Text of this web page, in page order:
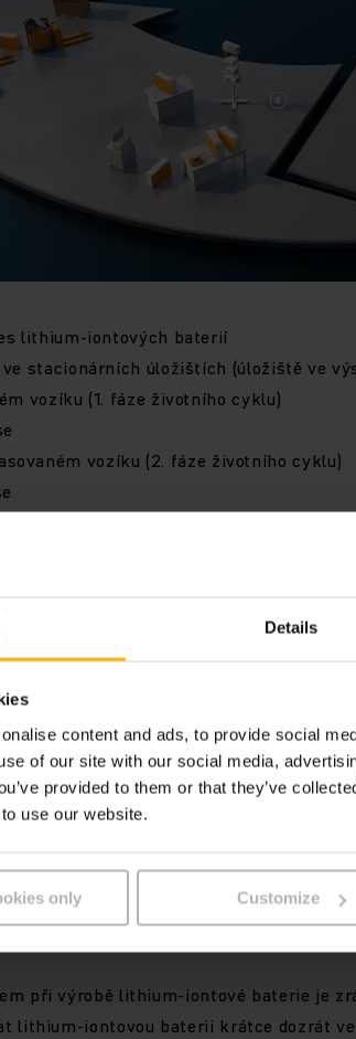
Details
content and ads, to provide social
of our site with our social media,
provided to them or that they’ve
use our website.
only Customize
lithium-iontových baterií
stacionárních úložištích (úložiště ve
vozíku (1. fáze životního cyklu)
vozíku (2. fáze životního cyklu)
baterií
začíná udržitelnost vývojem a výrobou
ekologického designu, která
prostředí. Proto se v našich lithium-
a místo toho používáme lithium-
opatřeními zabraňuje tomu, aby se
ve stacionárním úložišti
při výrobě lithium-iontové baterie je
lithium-iontovou baterii krátce dozrát